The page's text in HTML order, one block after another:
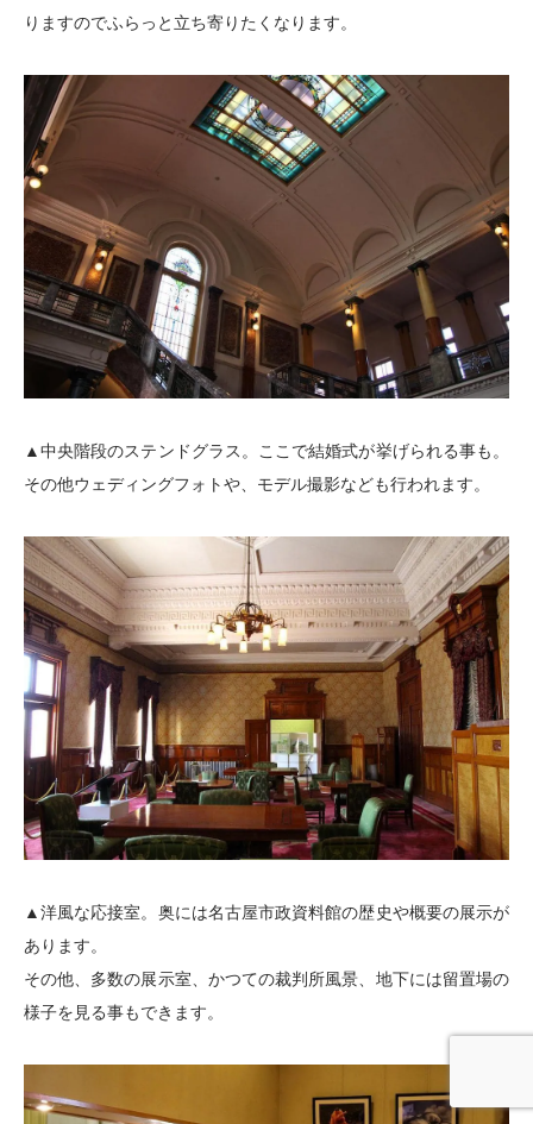
りますのでふらっと立ち寄りたくなります。
▲中央階段のステンドグラス。ここで結婚式が挙げられる事も。
その他ウェディングフォトや、モデル撮影なども行われます。
▲洋風な応接室。奥には名古屋市政資料館の歴史や概要の展示が
あります。
その他、多数の展示室、かつての裁判所風景、地下には留置場の
様子を見る事もできます。